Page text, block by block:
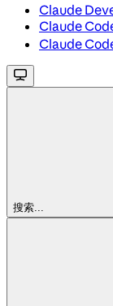
Claude
Claude
Claude
搜索...